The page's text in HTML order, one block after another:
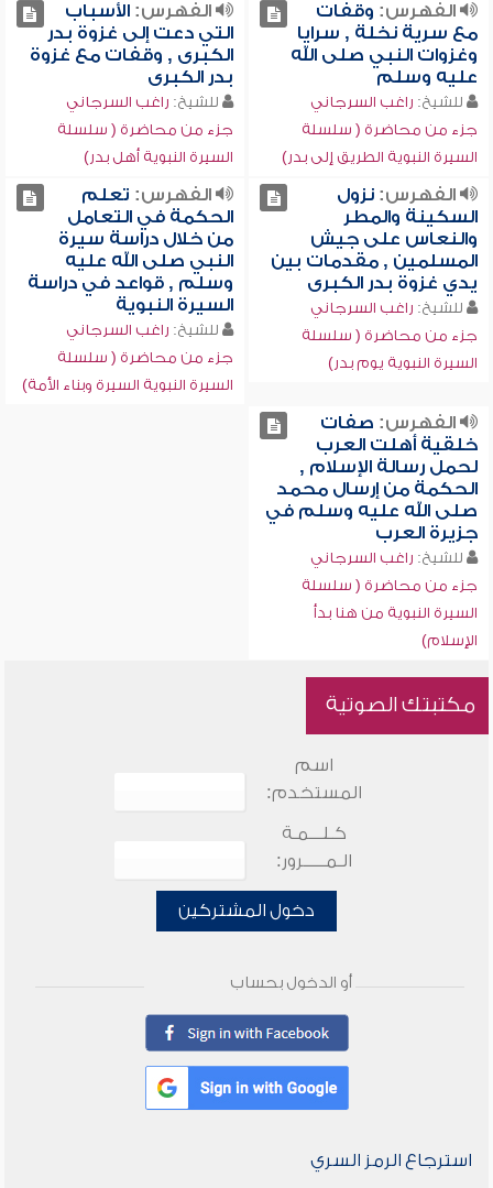
الفهرس: وقفات
مع سرية نخلة , سرايا
وغزوات النبي صلى الله
عليه وسلم
للشيخ: راغب السرجاني
جزء من محاضرة ( سلسلة
السيرة النبوية الطريق إلى بدر)
الفهرس:الأسباب
التي دعت إلى غزوة بدر
الكبرى , وقفات مع غزوة
بدر الكبرى
للشيخ: راغب السرجاني
جزء من محاضرة ( سلسلة
السيرة النبوية أهل بدر)
الفهرس:نزول
السكينة والمطر
والنعاس على جيش
المسلمين , مقدمات بين
يدي غزوة بدر الكبرى
للشيخ: راغب السرجاني
جزء من محاضرة ( سلسلة
السيرة النبوية يوم بدر)
الفهرس: تعلم
الحكمة في التعامل
من خلال دراسة سيرة
النبي صلى الله عليه
وسلم , قواعد في دراسة
السيرة النبوية
للشيخ: راغب السرجاني
جزء من محاضرة ( سلسلة
السيرة النبوية السيرة وبناء الأمة)
الفهرس: صفات
خلقية أهلت العرب
لحمل رسالة الإسلام ,
الحكمة من إرسال محمد
صلى الله عليه وسلم في
جزيرة العرب
للشيخ: راغب السرجاني
جزء من محاضرة ( سلسلة
السيرة النبوية من هنا بدأ
الإسلام)
مكتبتك الصوتية
اسم
المستخدم:
كـلـــمـة
الـمـــــرور:
دخول المشتركين
أو الدخول بحساب
استرجاع الرمز السري